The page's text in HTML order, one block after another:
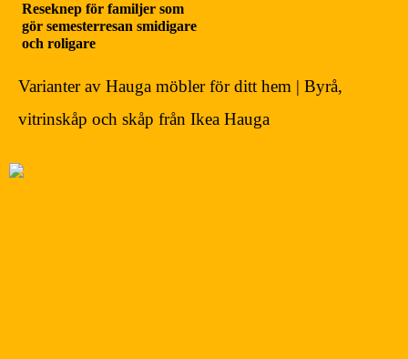
Reseknep för familjer som
gör semesterresan smidigare
och roligare
Varianter av Hauga möbler för ditt hem | Byrå,
vitrinskåp och skåp från Ikea Hauga